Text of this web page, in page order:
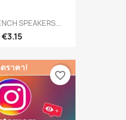
SPEAKERS...
€3.15
ราคา!
favorite_border